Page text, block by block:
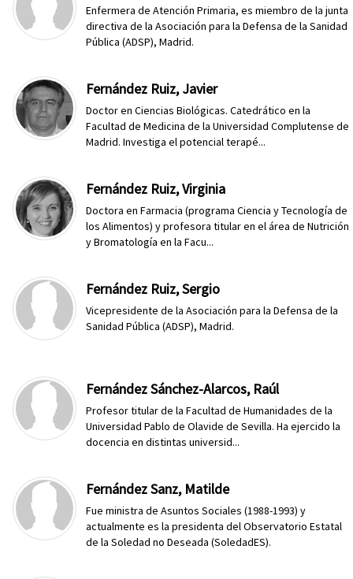
Enfermera de Atención Primaria, es miembro de la junta
directiva de la Asociación para la Defensa de la Sanidad
Pública (ADSP), Madrid.
Fernández Ruiz, Javier
Doctor en Ciencias Biológicas. Catedrático en la
Facultad de Medicina de la Universidad Complutense de
Madrid. Investiga el potencial terapé...
Fernández Ruiz, Virginia
Doctora en Farmacia (programa Ciencia y Tecnología de
los Alimentos) y profesora titular en el área de Nutrición
y Bromatología en la Facu...
Fernández Ruiz, Sergio
Vicepresidente de la Asociación para la Defensa de la
Sanidad Pública (ADSP), Madrid.
Fernández Sánchez-Alarcos, Raúl
Profesor titular de la Facultad de Humanidades de la
Universidad Pablo de Olavide de Sevilla. Ha ejercido la
docencia en distintas universid...
Fernández Sanz, Matilde
Fue ministra de Asuntos Sociales (1988-1993) y
actualmente es la presidenta del Observatorio Estatal
de la Soledad no Deseada (SoledadES).